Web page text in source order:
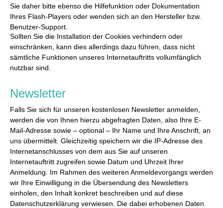
Sie daher bitte ebenso die Hilfefunktion oder Dokumentation
Ihres Flash-Players oder wenden sich an den Hersteller bzw.
Benutzer-Support.
Sollten Sie die Installation der Cookies verhindern oder
einschränken, kann dies allerdings dazu führen, dass nicht
sämtliche Funktionen unseres Internetauftritts vollumfänglich
nutzbar sind.
Newsletter
Falls Sie sich für unseren kostenlosen Newsletter anmelden,
werden die von Ihnen hierzu abgefragten Daten, also Ihre E-
Mail-Adresse sowie – optional – Ihr Name und Ihre Anschrift, an
uns übermittelt. Gleichzeitig speichern wir die IP-Adresse des
Internetanschlusses von dem aus Sie auf unseren
Internetauftritt zugreifen sowie Datum und Uhrzeit Ihrer
Anmeldung. Im Rahmen des weiteren Anmeldevorgangs werden
wir Ihre Einwilligung in die Übersendung des Newsletters
einholen, den Inhalt konkret beschreiben und auf diese
Datenschutzerklärung verwiesen. Die dabei erhobenen Daten